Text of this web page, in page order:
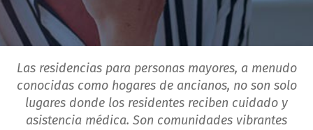
Las residencias para personas mayores, a menudo
conocidas como hogares de ancianos, no son solo
lugares donde los residentes reciben cuidado y
asistencia médica. Son comunidades vibrantes